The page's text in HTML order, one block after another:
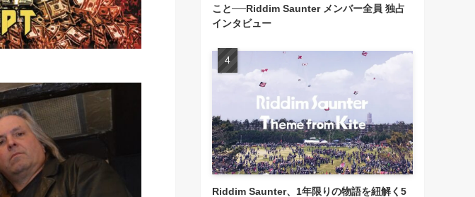
こと──Riddim Saunter メンバー全員 独占
インタビュー
Riddim Saunter、1年限りの物語を紐解く5